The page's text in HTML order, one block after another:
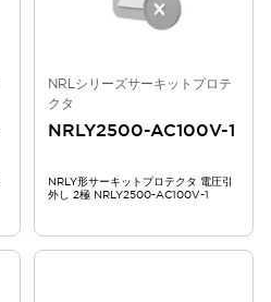
NRLシリーズサーキットプロテ
クタ
NRLY2500-AC100V-1
NRLY形サーキットプロテクタ 電圧引
外し 2極 NRLY2500-AC100V-1